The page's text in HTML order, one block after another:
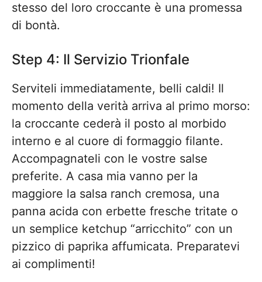
stesso del loro croccante è una promessa
di bontà.
Step 4: Il Servizio Trionfale
Serviteli immediatamente, belli caldi! Il
momento della verità arriva al primo morso:
la croccante cederà il posto al morbido
interno e al cuore di formaggio filante.
Accompagnateli con le vostre salse
preferite. A casa mia vanno per la
maggiore la salsa ranch cremosa, una
panna acida con erbette fresche tritate o
un semplice ketchup “arricchito” con un
pizzico di paprika affumicata. Preparatevi
ai complimenti!